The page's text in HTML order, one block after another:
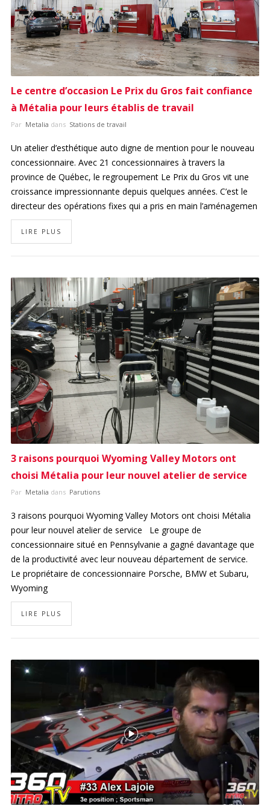
Le centre d’occasion Le Prix du Gros fait confiance
à Métalia pour leurs établis de travail
Par Metalia dans Stations de travail
Un atelier d’esthétique auto digne de mention pour le nouveau
concessionnaire. Avec 21 concessionnaires à travers la
province de Québec, le regroupement Le Prix du Gros vit une
croissance impressionnante depuis quelques années. C’est le
directeur des opérations fixes qui a pris en main l’aménagemen
LIRE PLUS
3 raisons pourquoi Wyoming Valley Motors ont
choisi Métalia pour leur nouvel atelier de service
Par Metalia dans Parutions
3 raisons pourquoi Wyoming Valley Motors ont choisi Métalia
pour leur nouvel atelier de service Le groupe de
concessionnaire situé en Pennsylvanie a gagné davantage que
de la productivité avec leur nouveau département de service.
Le propriétaire de concessionnaire Porsche, BMW et Subaru,
Wyoming
LIRE PLUS